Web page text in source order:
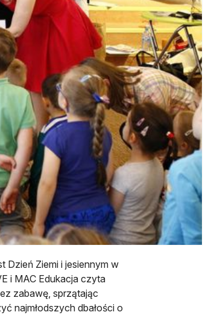
Ziemi i jesiennym w
i MAC Edukacja czyta
zabawę, sprzątając
najmłodszych dbałości o